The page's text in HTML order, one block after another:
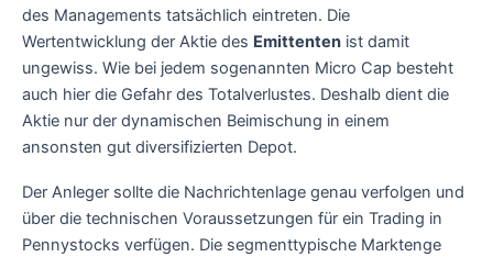
des Managements tatsächlich eintreten. Die
Wertentwicklung der Aktie des Emittenten ist damit
ungewiss. Wie bei jedem sogenannten Micro Cap besteht
auch hier die Gefahr des Totalverlustes. Deshalb dient die
Aktie nur der dynamischen Beimischung in einem
ansonsten gut diversifizierten Depot.
Der Anleger sollte die Nachrichtenlage genau verfolgen und
über die technischen Voraussetzungen für ein Trading in
Pennystocks verfügen. Die segmenttypische Marktenge